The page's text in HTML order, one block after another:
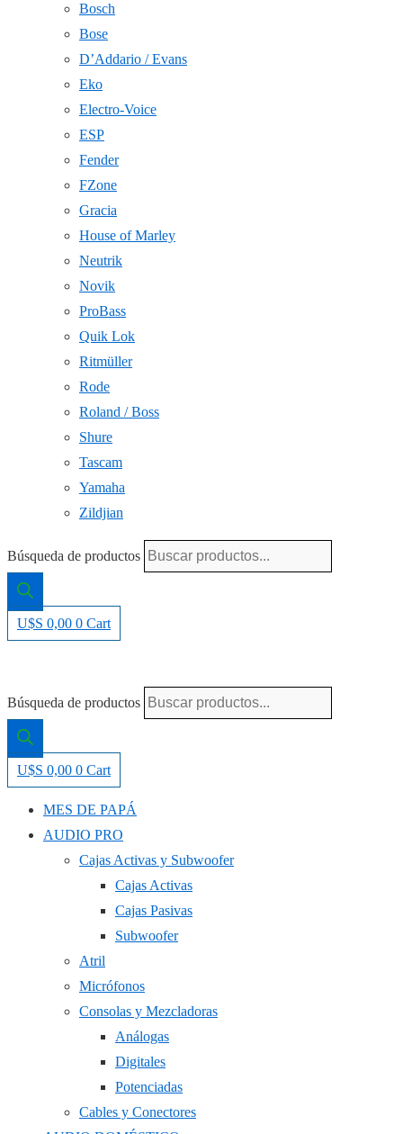
Bosch
Bose
D’Addario / Evans
Eko
Electro-Voice
ESP
Fender
FZone
Gracia
House of Marley
Neutrik
Novik
ProBass
Quik Lok
Ritmüller
Rode
Roland / Boss
Shure
Tascam
Yamaha
Zildjian
Búsqueda de productos
U$S 0,00 0 Cart
Búsqueda de productos
U$S 0,00 0 Cart
MES DE PAPÁ
AUDIO PRO
Cajas Activas y Subwoofer
Cajas Activas
Cajas Pasivas
Subwoofer
Atril
Micrófonos
Consolas y Mezcladoras
Análogas
Digitales
Potenciadas
Cables y Conectores